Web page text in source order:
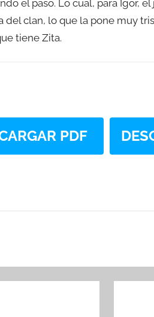
el paso. Lo cual, para Ígor,
del clan, lo que la pone muy
tiene Zita.
PDF